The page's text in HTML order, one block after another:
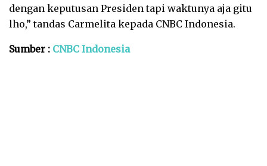
dengan keputusan Presiden tapi waktunya aja gitu
lho,” tandas Carmelita kepada CNBC Indonesia.
Sumber : CNBC Indonesia